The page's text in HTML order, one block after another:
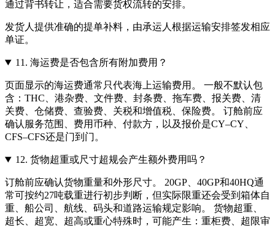
通过背书转让，适合需要货权流转的安排。
发货人提供准确的提单补料，由承运人根据运输安排签发相应
单证。
11. 海运费是否包含所有附加费用？
页面显示的海运费通常只代表海上运输费用。 一般不默认包
含：THC、港杂费、文件费、封条费、拖车费、报关费、清
关费、仓储费、查验费、关税和增值税、保险费。 订舱前应
确认服务范围、费用币种、付款方，以及报价是CY–CY、
CFS–CFS还是门到门。
12. 货物超重或尺寸超规会产生额外费用吗？
订舱前应确认货物重量和外形尺寸。 20GP、40GP和40HQ通
常可按约27吨载重进行初步判断，但实际限重还会受到箱体自
重、船公司、航线、码头和道路运输规定影响。 货物超重、
超长、超宽、超高或重心特殊时，可能产生：重柜费、超限审